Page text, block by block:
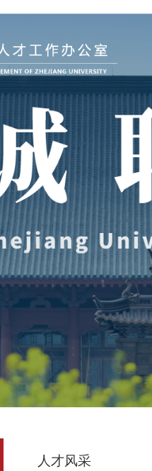
走进浙大
Discover ZJU
浙大简况
人才队伍
人才风采